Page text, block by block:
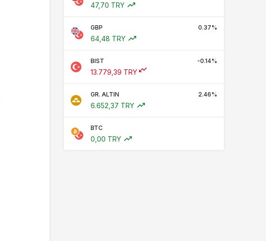
47,70 TRY
GBP 0.37%
64,48 TRY
BIST -0.14%
13.779,39 TRY
GR. ALTIN 2.46%
6.652,37 TRY
BTC
0,00 TRY